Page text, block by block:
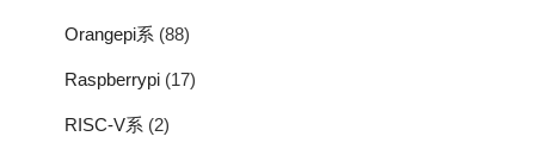
Orangepi系 (88)
Raspberrypi (17)
RISC-V系 (2)